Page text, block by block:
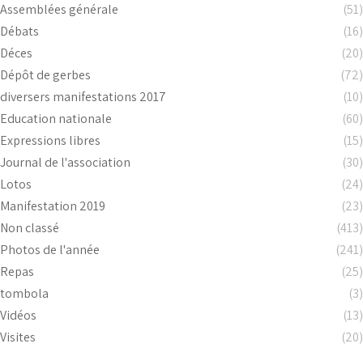
Assemblées générale
(51)
Débats
(16)
Déces
(20)
Dépôt de gerbes
(72)
diversers manifestations 2017
(10)
Education nationale
(60)
Expressions libres
(15)
Journal de l'association
(30)
Lotos
(24)
Manifestation 2019
(23)
Non classé
(413)
Photos de l'année
(241)
Repas
(25)
tombola
(3)
Vidéos
(13)
Visites
(20)